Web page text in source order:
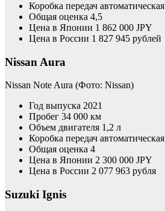
Коробка передач автоматическая
Общая оценка 4,5
Цена в Японии 1 862 000 JPY
Цена в России 1 827 945 рублей
Nissan Aura
Nissan Note Aura (Фото: Nissan)
Год выпуска 2021
Пробег 34 000 км
Объем двигателя 1,2 л
Коробка передач автоматическая
Общая оценка 4
Цена в Японии 2 300 000 JPY
Цена в России 2 077 963 рубля
Suzuki Ignis